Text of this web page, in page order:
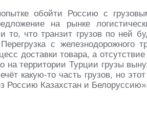
обойти Россию с
на рынке
то, что транзит грузов по ней
с железнодорожного
доставки товара, а
на территории Турции грузы
какую-то часть грузов, но
Россию Казахстан и